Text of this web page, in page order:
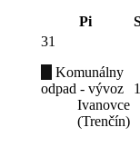
Pi
31
Komunálny
odpad - vývoz
Ivanovce
(Trenčín)
1